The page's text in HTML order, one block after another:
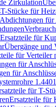
Zirkulation
T-Stücke für
Abdichtungen für
Ersatzteile für
Übergänge und
für Verteiler
für
für
1.4401
für T-
Ersatzteile für